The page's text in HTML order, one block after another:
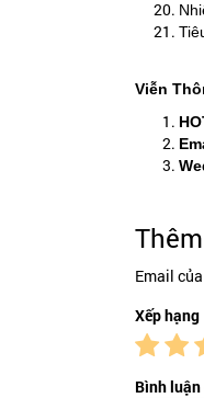
Viễn
Email
Xếp hạng
Bình luận